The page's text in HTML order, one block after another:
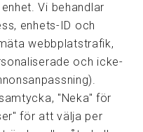
Vi behandlar
enhets-ID och
webbplatstrafik,
och icke-
"Neka" för
för att välja per
och Google Analytics